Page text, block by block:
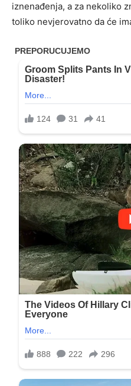
iznenađenja, a za nekoliko
toliko nevjerovatno da će